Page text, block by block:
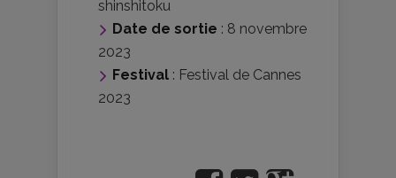
shinshitoku
Date de sortie : 8 novembre
2023
Festival : Festival de Cannes
2023